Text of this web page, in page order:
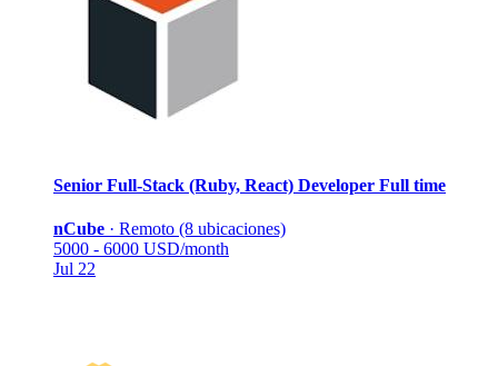
Senior Full-Stack (Ruby, React) Developer Full time
nCube · Remoto (8 ubicaciones)
5000 - 6000 USD/month
Jul 22